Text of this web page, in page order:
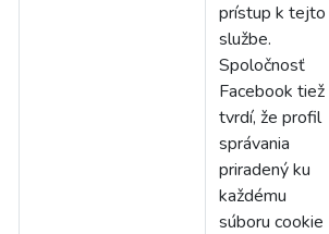
prístup k tejto
službe.
Spoločnosť
Facebook tiež
tvrdí, že profil
správania
priradený ku
každému
súboru cookie